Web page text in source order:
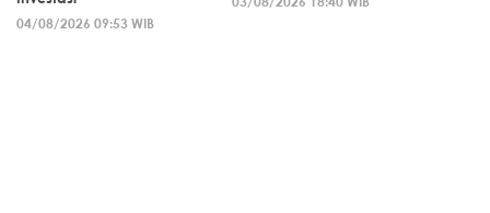
04/08/2026 09:53 WIB